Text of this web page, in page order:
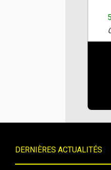
DERNIÈRES ACTUALITÉS